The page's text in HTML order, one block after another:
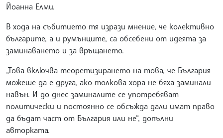
Йоанна Елми.
В хода на събитието тя изрази мнение, че колективно
българите, а и румънците, са обсебени от идеята за
заминаването и за връщането.
„Това включва теоретизирането на това, че България
можеше да е друга, ако толкова хора не бяха заминали
навън. И до днес заминалите се употребяват
политически и постоянно се обсъжда дали имат право
да бъдат част от България или не“, допълни
авторката.